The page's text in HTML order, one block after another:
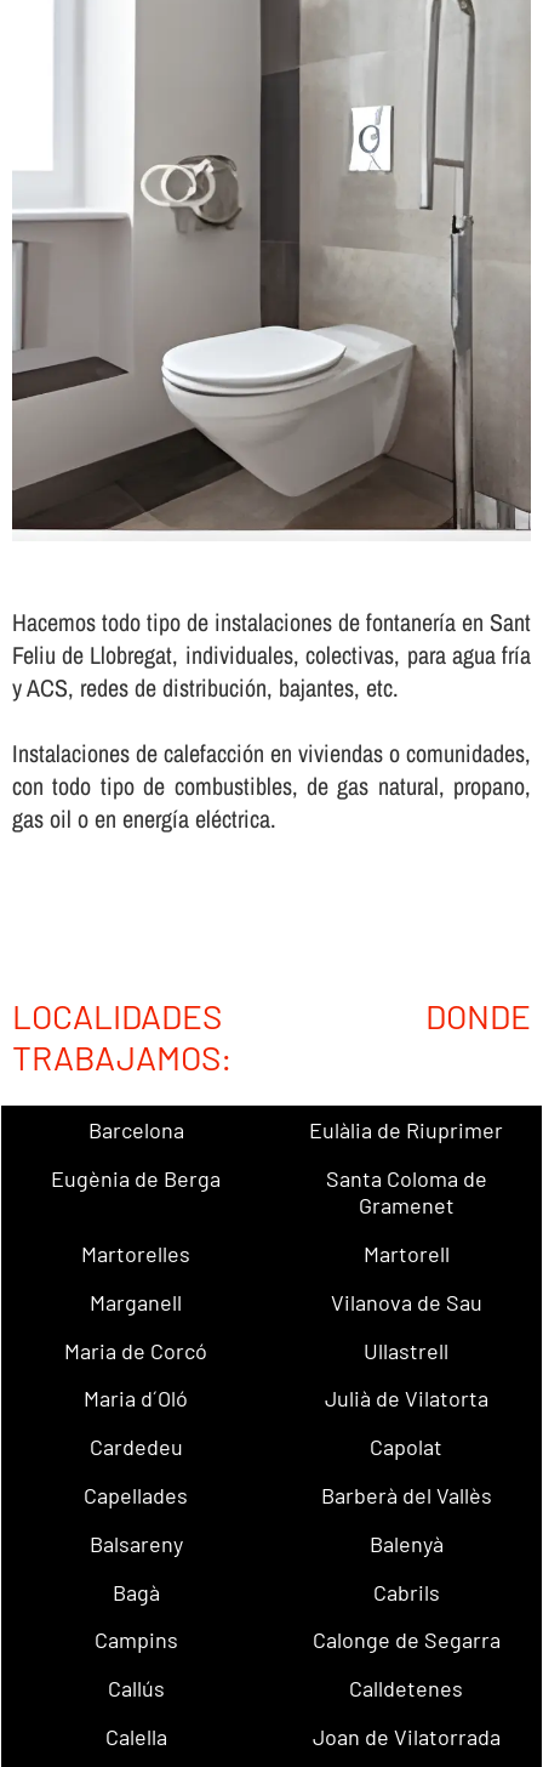
Hacemos todo tipo de instalaciones de fontanerí­a en Sant
Feliu de Llobregat, individuales, colectivas, para agua frí­a
y ACS, redes de distribución, bajantes, etc.
Instalaciones de calefacción en viviendas o comunidades,
con todo tipo de combustibles, de gas natural, propano,
gas oil o en energí­a eléctrica.
LOCALIDADES DONDE
TRABAJAMOS:
Barcelona
Eulàlia de Riuprimer
Eugènia de Berga
Santa Coloma de
Gramenet
Martorelles
Martorell
Marganell
Vilanova de Sau
Maria de Corcó
Ullastrell
Maria d´Oló
Julià de Vilatorta
Cardedeu
Capolat
Capellades
Barberà del Vallès
Balsareny
Balenyà
Bagà
Cabrils
Campins
Calonge de Segarra
Callús
Calldetenes
Calella
Joan de Vilatorrada